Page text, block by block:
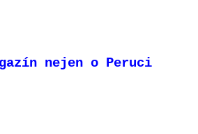
nejen o Peruci